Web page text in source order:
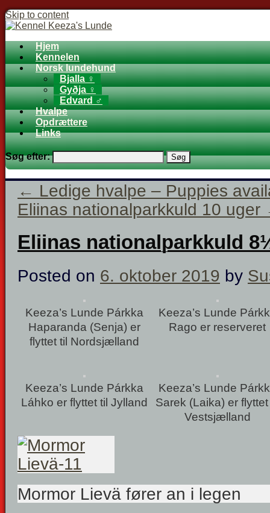
Skip to content
Hjem
Kennelen
Norsk lundehund
Bjalla ♀
Gyðja ♀
Edvard ♂
Hvalpe
Opdrættere
Links
Søg efter:
← Ledige hvalpe – Puppies
Eliinas nationalparkkuld 10 uger
Eliinas nationalparkkuld
Posted on 6. oktober 2019 by
Keeza’s Lunde Párkka
Haparanda (Senja) er
flyttet til Nordsjælland
Keeza’s Lunde
Rago er reserveret
Keeza’s Lunde Párkka
Láhko er flyttet til Jylland
Keeza’s Lunde
Sarek (Laika) er flyttet
Vestsjælland
Mormor Lievä fører an i legen